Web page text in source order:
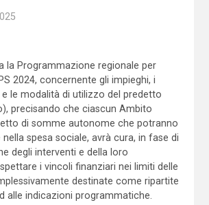
la Programmazione regionale per
2024, concernente gli impieghi, i
le modalità di utilizzo del predetto
precisando che ciascun Ambito
di somme autonome che potranno
spesa sociale, avrà cura, in fase di
degli interventi e della loro
i vincoli finanziari nei limiti delle
destinate come ripartite
alle indicazioni programmatiche.